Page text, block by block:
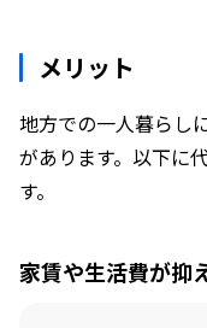
移住支援制度の
後悔しないた
住まいの選び
メリット
地方での一人暮らし
があります。以下に
す。
家賃や生活費が抑